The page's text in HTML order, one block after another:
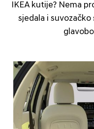
IKEA kutije? Nema
sjedala i